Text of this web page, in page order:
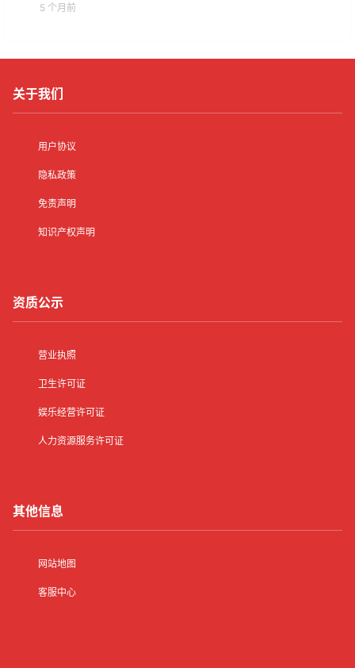
5 个月前
关于我们
用户协议
隐私政策
免责声明
知识产权声明
资质公示
营业执照
卫生许可证
娱乐经营许可证
人力资源服务许可证
其他信息
网站地图
客服中心